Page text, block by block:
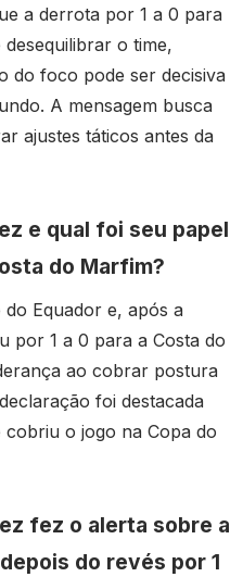
a derrota por 1 a 0 para
o time,
do foco pode ser decisiva
A mensagem busca
ajustes táticos antes da
e qual foi seu papel
do Marfim?
Equador e, após a
por 1 a 0 para a Costa do
ao cobrar postura
foi destacada
o jogo na Copa do
fez o alerta sobre a
do revés por 1